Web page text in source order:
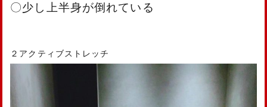
〇少し上半身が倒れている
２アクティブストレッチ